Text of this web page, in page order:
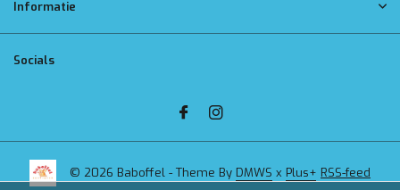
Informatie
Socials
© 2026 Baboffel - Theme By DMWS x Plus+ RSS-feed